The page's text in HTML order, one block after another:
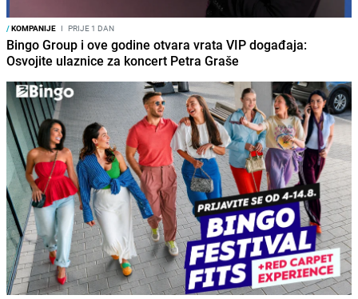
/KOMPANIJE I PRIJE 1 DAN
Bingo Group i ove godine otvara vrata VIP događaja:
Osvojite ulaznice za koncert Petra Graše